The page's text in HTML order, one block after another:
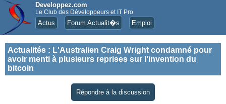
Developpez.com
Le Club des Développeurs et IT Pro
Actus Forum Actualit�s Emploi
Actualités : L'Australien Craig Wright condamné pour
avoir menti à plusieurs reprises sur l'invention du
bitcoin
Répondre à la discussion